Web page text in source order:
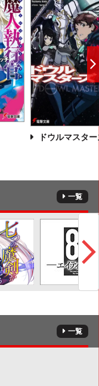
ドウルマスター
一覧
一覧